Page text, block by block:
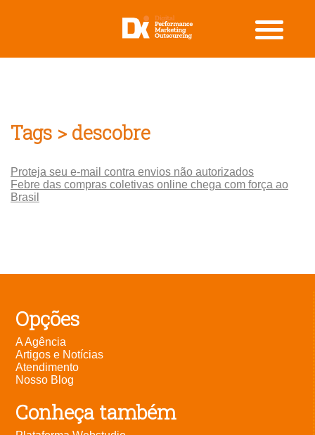
Tags > descobre
Proteja seu e-mail contra envios não autorizados
Febre das compras coletivas online chega com força ao
Brasil
Opções
A Agência
Artigos e Notícias
Atendimento
Nosso Blog
Conheça também